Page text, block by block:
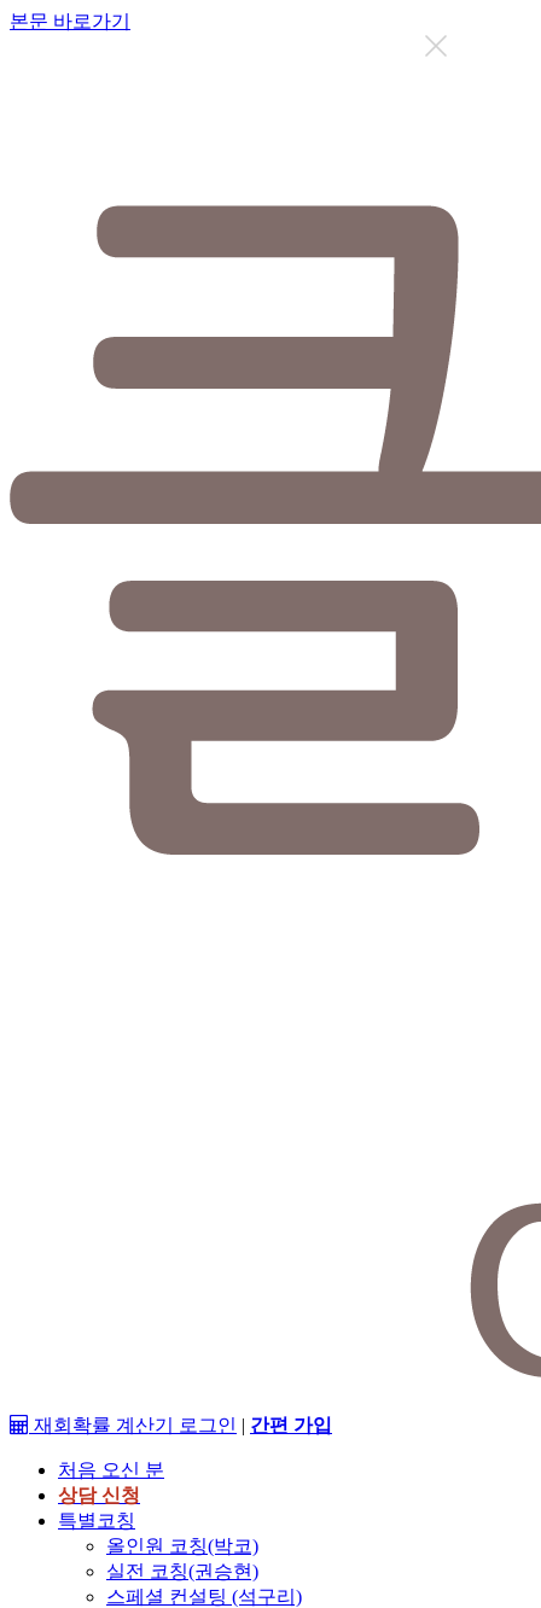
본문 바로가기
재회확률 계산기 로그인 | 간편 가입
처음 오신 분
상담 신청
특별코칭
올인원 코칭(박코)
실전 코칭(권승현)
스페셜 컨설팅 (석구리)